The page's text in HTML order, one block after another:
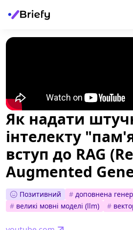
Як надати
інтелекту
вступ до RAG
Augmented
Позитивний # доповнена
# великі мовні моделі (llm) #